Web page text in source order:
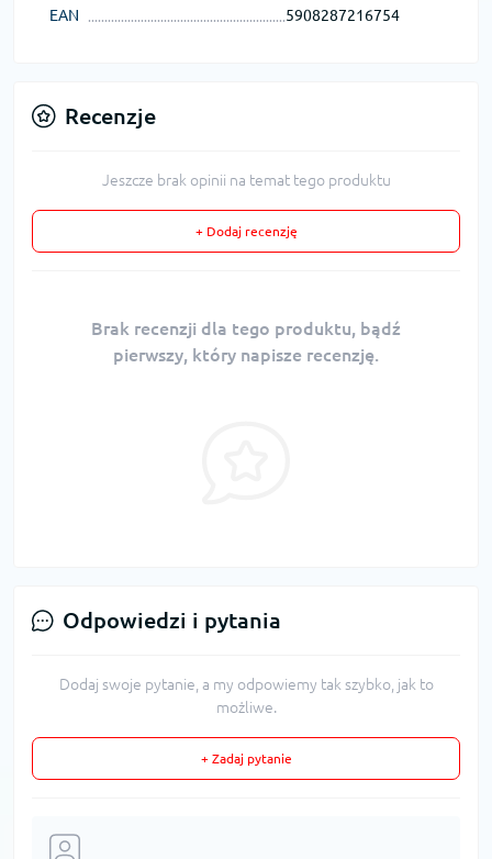
EAN 5908287216754
Recenzje
Jeszcze brak opinii na temat tego produktu
+ Dodaj recenzję
Brak recenzji dla tego produktu, bądź
pierwszy, który napisze recenzję.
Odpowiedzi i pytania
Dodaj swoje pytanie, a my odpowiemy tak szybko, jak to
możliwe.
+ Zadaj pytanie